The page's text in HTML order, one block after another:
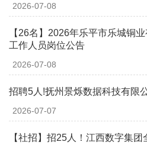
2026-07-08
【26名】2026年乐平市乐城铜
工作人员岗位公告
2026-07-08
招聘5人!抚州景烁数据科技有限
2026-07-07
【社招】招25人！江西数字集